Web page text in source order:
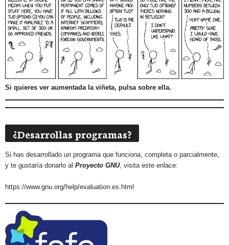
Si quieres ver aumentada la viñeta, pulsa sobre ella.
¿Desarrollas programas?
Si has desarrollado un programa que funciona, completa o parcialmente,
y te gustaría donarlo al Proyecto GNU, visita este enlace:
https://www.gnu.org/help/evaluation.es.html